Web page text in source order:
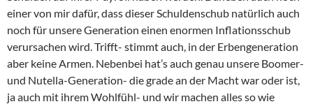
einer von mir dafür, dass dieser Schuldenschub natürlich auch
noch für unsere Generation einen enormen Inflationsschub
verursachen wird. Trifft- stimmt auch, in der Erbengeneration
aber keine Armen. Nebenbei hat’s auch genau unsere Boomer-
und Nutella-Generation- die grade an der Macht war oder ist,
ja auch mit ihrem Wohlfühl- und wir machen alles so wie